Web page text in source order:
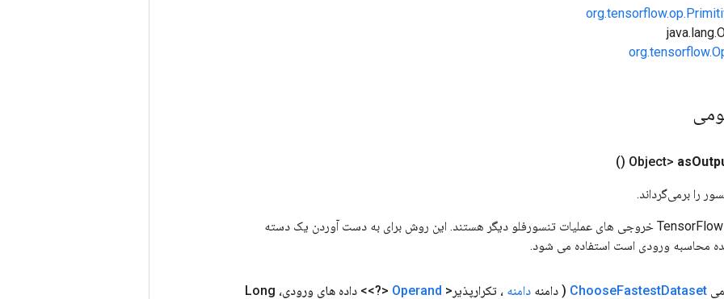
as
()
را برمی‌گرداند.
ورودی های عملیات TensorFlow خروجی های عملیات تنسورفلو دیگر هستند. این روش برای به دست آوردن یک دسته
محاسبه ورودی است استفاده می شود.
ChooseFastestDataset ( دامنه دامنه ، تکرارپذیر< Operand
<?>> داده های ورودی، Long